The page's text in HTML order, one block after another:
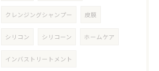
クレンジングシャンプー 皮膜
シリコン シリコーン ホームケア
インバストリートメント